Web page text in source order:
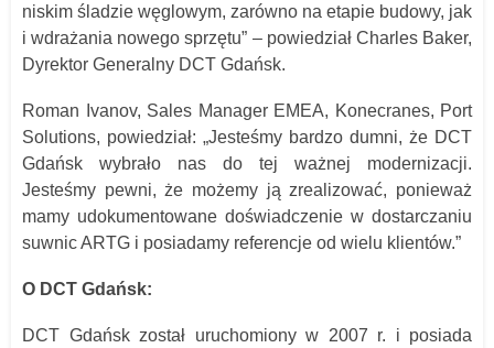
niskim śladzie węglowym, zarówno na etapie budowy, jak
i wdrażania nowego sprzętu” – powiedział Charles Baker,
Dyrektor Generalny DCT Gdańsk.
Roman Ivanov, Sales Manager EMEA, Konecranes, Port
Solutions, powiedział: „Jesteśmy bardzo dumni, że DCT
Gdańsk wybrało nas do tej ważnej modernizacji.
Jesteśmy pewni, że możemy ją zrealizować, ponieważ
mamy udokumentowane doświadczenie w dostarczaniu
suwnic ARTG i posiadamy referencje od wielu klientów.”
O DCT Gdańsk:
DCT Gdańsk został uruchomiony w 2007 r. i posiada